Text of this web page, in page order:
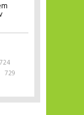
724
729